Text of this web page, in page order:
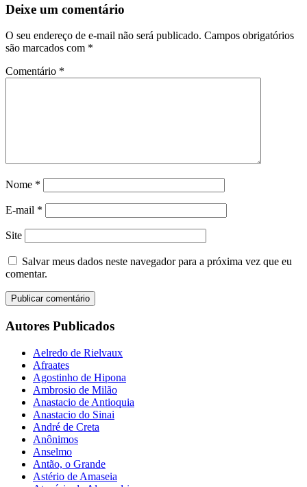
Deixe um comentário
O seu endereço de e-mail não será publicado. Campos obrigatórios
são marcados com *
Comentário *
Nome *
E-mail *
Site
Salvar meus dados neste navegador para a próxima vez que eu
comentar.
Autores Publicados
Aelredo de Rielvaux
Afraates
Agostinho de Hipona
Ambrosio de Milão
Anastacio de Antioquia
Anastacio do Sinai
André de Creta
Anônimos
Anselmo
Antão, o Grande
Astério de Amaseia